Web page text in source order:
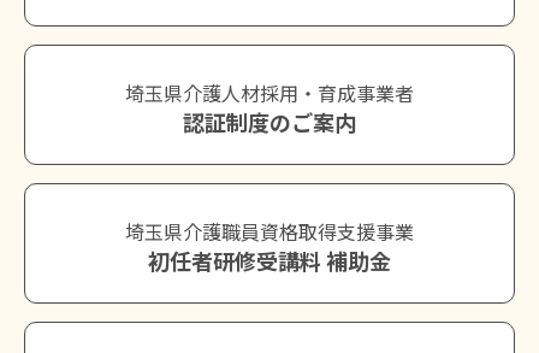
埼玉県介護人材採用・育成事業者
認証制度のご案内
埼玉県介護職員資格取得支援事業
初任者研修受講料 補助金